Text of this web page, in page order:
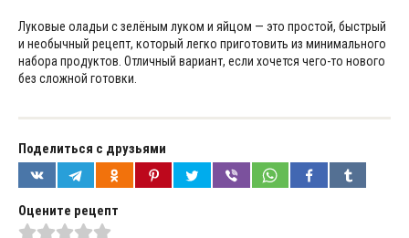
Луковые оладьи с зелёным луком и яйцом — это простой, быстрый
и необычный рецепт, который легко приготовить из минимального
набора продуктов. Отличный вариант, если хочется чего-то нового
без сложной готовки.
Поделиться с друзьями
Оцените рецепт